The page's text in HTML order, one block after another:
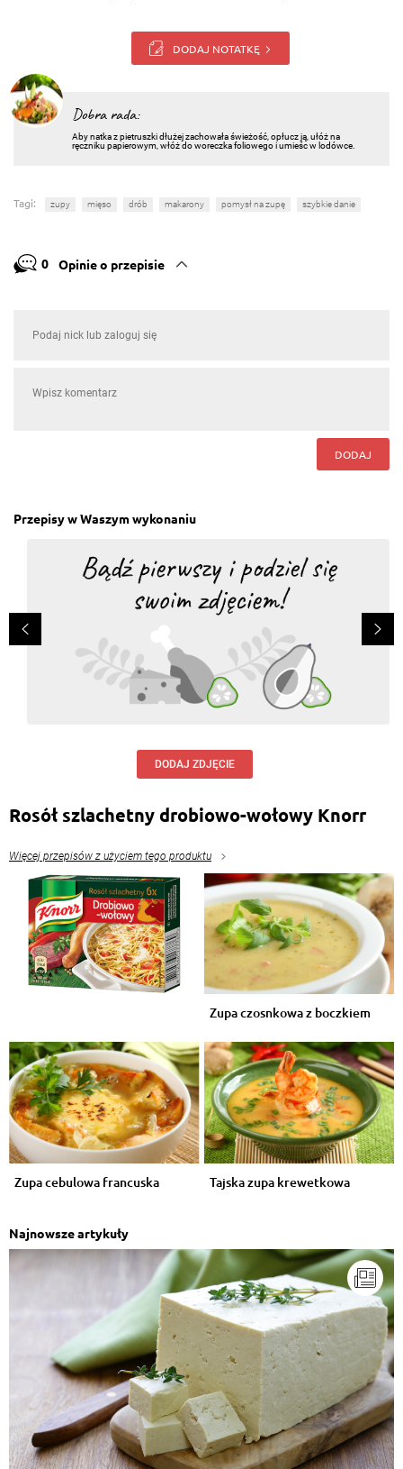
DODAJ NOTATKĘ
Dobra rada:
Aby natka z pietruszki dłużej zachowała świeżość, opłucz ją, ułóż na
ręczniku papierowym, włóż do woreczka foliowego i umieśc w lodówce.
Tagi: zupy mięso drób makarony pomysł na zupę szybkie danie
0 Opinie o przepisie
DODAJ
Przepisy w Waszym wykonaniu
DODAJ ZDJĘCIE
Rosół szlachetny drobiowo-wołowy Knorr
Więcej przepisów z użyciem tego produktu
Zupa czosnkowa z boczkiem
Zupa cebulowa francuska Tajska zupa krewetkowa
Najnowsze artykuły